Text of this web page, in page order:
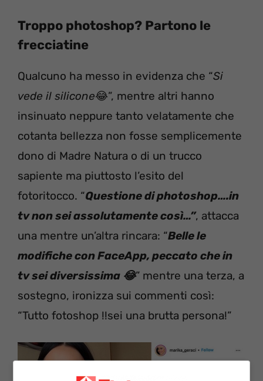
Troppo photoshop? Partono le
frecciatine
Qualcuno ha messo in evidenza che “Si
vede il silicone😂”, mentre altri hanno
insinuato neppure tanto velatamente che
cotanta bellezza non fosse semplicemente
dono di Madre Natura o di un trucco
sapiente ma piuttosto l’esito del
fotoritocco. “Questione di photoshop….in
tv non sei assolutamente così…”, attacca
una mentre un’altra rincara: “Belle le
modifiche con FaceApp, peccato che in
tv sei diversissima 😂” mentre una terza, a
sostegno, ironizza sui commenti così:
“Tutto fotoshop !!sei una brutta persona!”